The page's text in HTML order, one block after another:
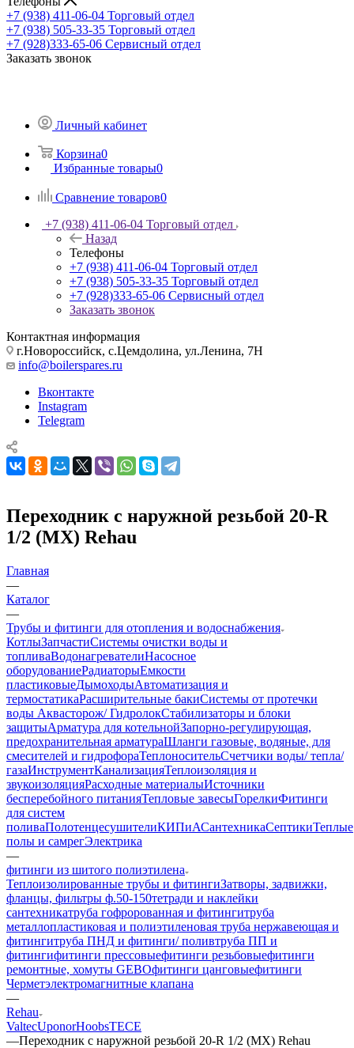
+7 (938) 411-06-04 Торговый отдел
+7 (938) 505-33-35 Торговый отдел
+7 (928)333-65-06 Сервисный отдел
Заказать звонок
Личный кабинет
Корзина0
Избранные товары0
Сравнение товаров0
+7 (938) 411-06-04 Торговый отдел
Назад
Телефоны
+7 (938) 411-06-04 Торговый отдел
+7 (938) 505-33-35 Торговый отдел
+7 (928)333-65-06 Сервисный отдел
Заказать звонок
Контактная информация
г.Новороссийск, с.Цемдолина, ул.Ленина, 7Н
info@boilerspares.ru
Вконтакте
Instagram
Telegram
Переходник с наружной резьбой 20-R
1/2 (MX) Rehau
Главная
—
Каталог
—
Трубы и фитинги для отопления и водоснабжения
КотлыЗапчастиСистемы очистки воды и
топливаВодонагревателиНасосное
оборудованиеРадиаторыЕмкости
пластиковыеДымоходыАвтоматизация и
термостатикаРасширительные бакиСистемы от протечки
воды Аквасторож/ ГидролокСтабилизаторы и блоки
защитыАрматура для котельнойЗапорно-регулирующая,
предохранительная арматураШланги газовые, водяные, для
смесителей и гидрофораТеплоносительСчетчики воды/ тепла/
газаИнструментКанализацияТеплоизоляция и
звукоизоляцияРасходные материалыИсточники
бесперебойного питанияТепловые завесыГорелкиФитинги
для систем
поливаПолотенцесушителиКИПиАСантехникаСептикиТеплые
полы и самрегЭлектрика
—
фитинги из шитого полиэтилена
Теплоизолированные трубы и фитингиЗатворы, задвижки,
фланцы, фильтры ф.50-150тетради и наклейки
сантехникатруба гофророванная и фитингитруба
металлопластиковая и полиэтиленовая труба нержавеющая и
фитингитруба ПНД и фитинги/ поливтруба ПП и
фитингифитинги прессовыефитинги резьбовыефитинги
ремонтные, хомуты GEBOфитинги цанговыефитинги
Черметэлектромагнитные клапана
—
Rehau
ValtecUponorHoobsTECE
—Переходник с наружной резьбой 20-R 1/2 (MX) Rehau